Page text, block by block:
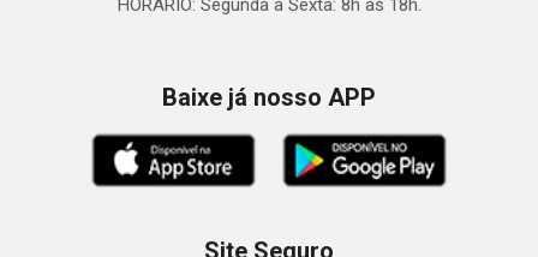
HORÁRIO: Segunda a Sexta: 8h às 18h.
Baixe já nosso APP